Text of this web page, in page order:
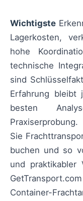
Wichtigste
Lagerkosten,
hohe
technische
sind
Erfahrung
besten
Sie
buchen und so
und praktikabler
Container-